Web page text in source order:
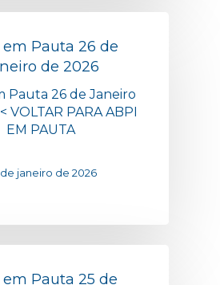
em Pauta 26 de
de 2026
Pauta 26 de Janeiro
VOLTAR PARA ABPI
EM PAUTA
janeiro de 2026
em Pauta 25 de